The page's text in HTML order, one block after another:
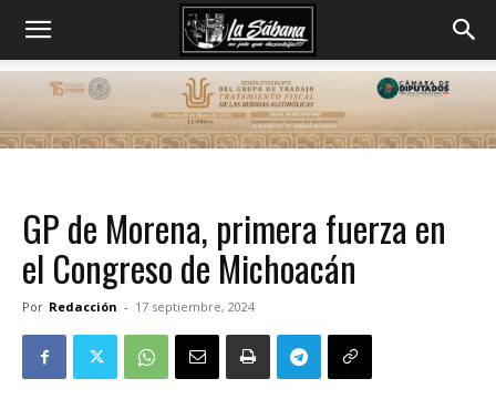
GP de Morena, primera fuerza en
el Congreso de Michoacán
Por Redacción - 17 septiembre, 2024